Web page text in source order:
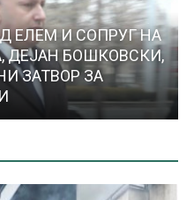
ЕЛЕМ И СОПРУГ НА
ДЕЈАН БОШКОВСКИ,
ЗАТВОР ЗА